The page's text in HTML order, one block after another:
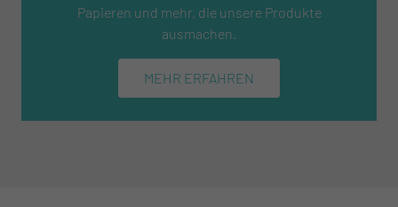
Papieren und mehr, die unsere Produkte
ausmachen.
MEHR ERFAHREN